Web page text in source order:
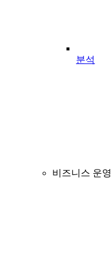
분석
비즈니스 운영